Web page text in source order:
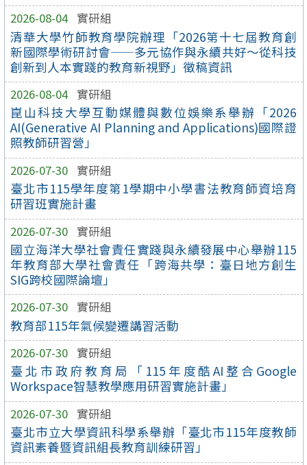
2026-08-04 實研組
清華大學竹師教育學院辦理「2026第十七屆教育創
新國際學術研討會——多元協作與永續共好～從科技
創新到人本實踐的教育新視野」徵稿資訊
2026-08-04 實研組
崑山科技大學互動媒體與數位娛樂系舉辦「2026
AI(Generative AI Planning and Applications)國際證
照教師研習營」
2026-07-30 實研組
臺北市115學年度第1學期中小學書法教育師資培育
研習班實施計畫
2026-07-30 實研組
國立海洋大學社會責任實踐與永續發展中心舉辦115
年教育部大學社會責任「跨海共學：臺日地方創生
SIG跨校國際論壇」
2026-07-30 實研組
教育部115年氣候變遷講習活動
2026-07-30 實研組
臺北市政府教育局「115年度酷AI整合Google
Workspace智慧教學應用研習實施計畫」
2026-07-30 實研組
臺北市立大學資訊科學系舉辦「臺北市115年度教師
資訊素養暨資訊組長教育訓練研習」